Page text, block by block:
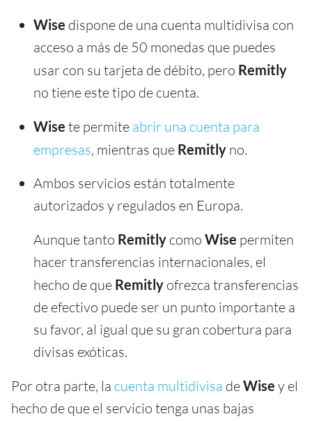
Wise dispone de una cuenta multidivisa con
acceso a más de 50 monedas que puedes
usar con su tarjeta de débito, pero Remitly
no tiene este tipo de cuenta.
Wise te permite abrir una cuenta para
empresas, mientras que Remitly no.
Ambos servicios están totalmente
autorizados y regulados en Europa.
Aunque tanto Remitly como Wise permiten
hacer transferencias internacionales, el
hecho de que Remitly ofrezca transferencias
de efectivo puede ser un punto importante a
su favor, al igual que su gran cobertura para
divisas exóticas.
Por otra parte, la cuenta multidivisa deWise y el
hecho de que el servicio tenga unas bajas